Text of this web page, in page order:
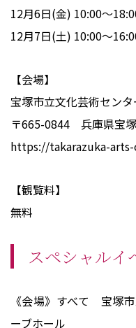
12月6日(金) 10:00～
12月7日(土) 10:00～
【会場】
宝塚市立文化芸術セン
〒665-0844 兵庫県宝
https://takarazuka-
【観覧料】
無料
スペシャルイ
《会場》すべて 宝塚
ーブホール